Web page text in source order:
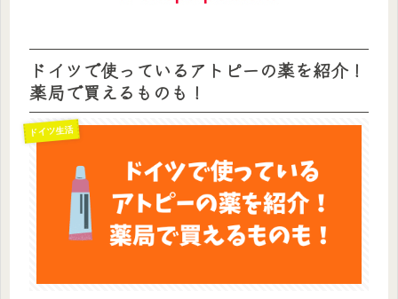
ドイツで使っているアトピーの薬を紹介！
薬局で買えるものも！
ドイツ生活